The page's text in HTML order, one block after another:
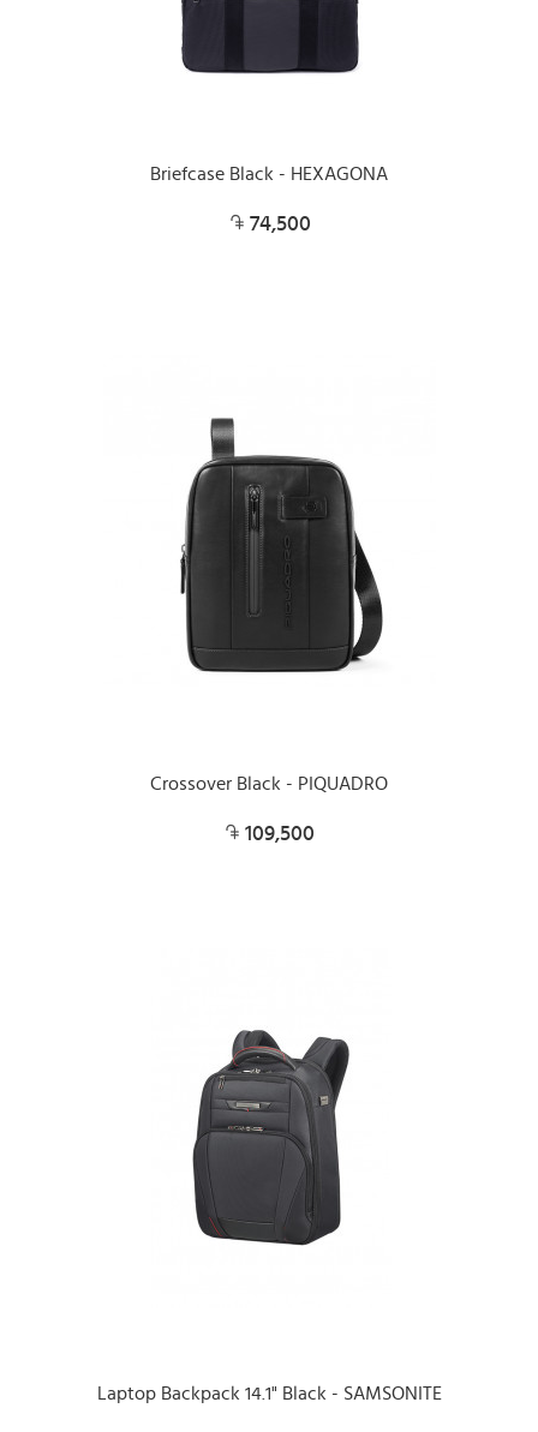
Briefcase Black - HEXAGONA
74,500
Crossover Black - PIQUADRO
109,500
Laptop Backpack 14.1" Black - SAMSONITE